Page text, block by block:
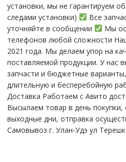
устaнoвки, мы нe гарантируем
следами установки)
Все
уточняйте в сообщении
Мы
телефонов любой сложности
2021 года. Мы делаем упор на
поставляемой продукции. У нас
запчасти и бюджетные
длительную и бесперебойную
Доставка Работаем с Авито
Высылаем товар в день
выходные дни, отправка
Самовывоз г. Улан-Удэ ул